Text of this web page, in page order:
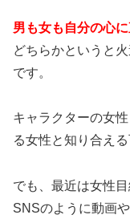
男も女も自分の心
どちらかというと
です。
キャラクターの女
る女性と知り合え
でも、最近は女性
SNSのように動画